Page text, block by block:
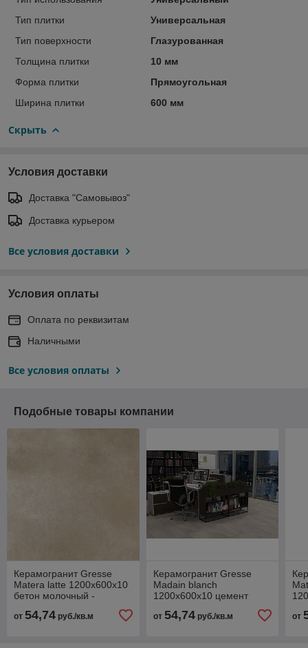
Тип плитки
Универсальная
Тип поверхности
Глазурованная
Толщина плитки
10 мм
Форма плитки
Прямоугольная
Ширина плитки
600 мм
Скрыть
Условия доставки
Доставка "Самовывоз"
Доставка курьером
Все условия доставки
Условия оплаты
Оплата по реквизитам
Наличными
Все условия оплаты
Подобные товары компании
Керамогранит Gresse
Matera latte 1200х600х10
бетон молочный -
от 54,74 руб./кв.м
Керамогранит Gresse
Madain blanch
1200х600х10 цемент
от 54,74руб./кв.м
17
от